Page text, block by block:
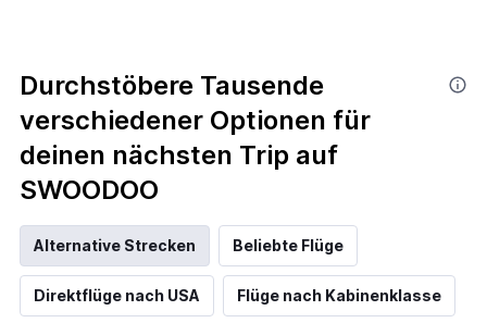
Durchstöbere Tausende
verschiedener Optionen für
deinen nächsten Trip auf
SWOODOO
Alternative Strecken Beliebte Flüge
Direktflüge nach USA Flüge nach Kabinenklasse